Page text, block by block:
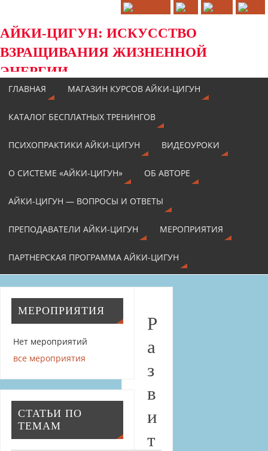
АЙКИ-ЦИГУН: ИСКУССТВО
ВЗРАЩИВАНИЯ ЖИЗНЕННОЙ
ЭНЕРГИИ
ГЛАВНАЯ МАГАЗИН КУРСОВ АЙКИ-ЦИГУН
КАТАЛОГ БЕСПЛАТНЫХ ТРЕНИНГОВ
ПСИХОПРАКТИКИ АЙКИ-ЦИГУН ВИДЕОУРОКИ
О СИСТЕМЕ «АЙКИ-ЦИГУН» ОБ АВТОРЕ
АЙКИ-ЦИГУН — ВОПРОСЫ И ОТВЕТЫ
ПРЕПОДАВАТЕЛИ АЙКИ-ЦИГУН МЕРОПРИЯТИЯ
ПАРТНЕРСКАЯ ПРОГРАММА АЙКИ-ЦИГУН
Р
а
з
в
и
т
МЕРОПРИЯТИЯ
Нет мероприятий
все мероприятия
СТАТЬИ ПО
ТЕМАМ